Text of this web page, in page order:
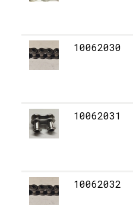
10062030
10062031
10062032